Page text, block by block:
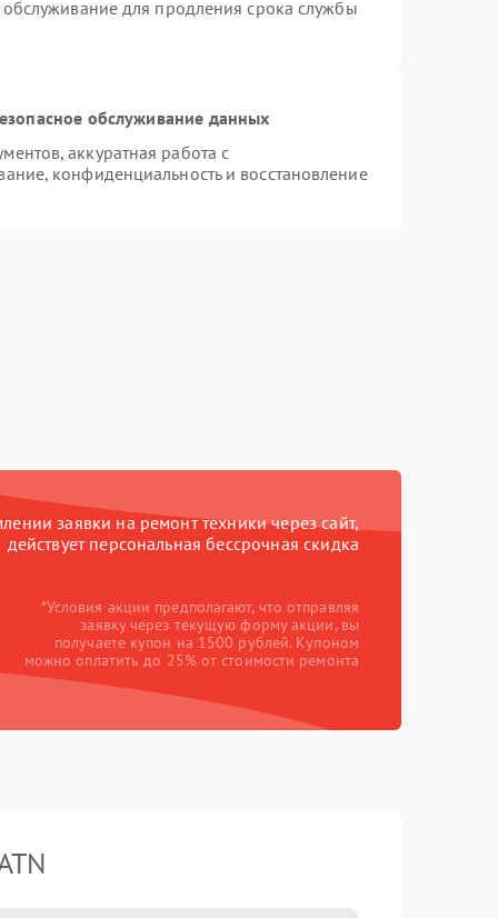
обслуживание для продления срока службы
обслуживание данных
аккуратная работа с
конфиденциальность и восстановление
заявки на ремонт техники через сайт,
действует персональная бессрочная скидка
*Условия акции предполагают, что отправляя
заявку через текущую форму акции, вы
получаете купон на 1500 рублей. Купоном
можно оплатить до 25% от стоимости ремонта